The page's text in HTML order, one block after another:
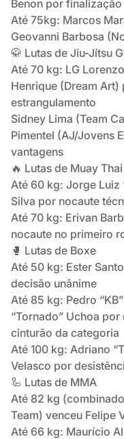
Benon por
Até 75kg: Marcos
Geovanni Barbosa
🥋 Lutas de Jiu-Jítsu
Até 70 kg: LG
Henrique (Dream
estrangulamento
Sidney Lima (Team
Pimentel (AJ/Jovens
vantagens
🔥 Lutas de Muay Thai
Até 60 kg: Jorge Luiz
Silva por nocaute
Até 70 kg: Erivan
nocaute no primeiro
🥊 Lutas de Boxe
Até 50 kg: Ester
decisão unânime
Até 85 kg: Pedro
“Tornado” Uchoa
cinturão da categoria
Até 100 kg: Adriano
Velasco por
🦾 Lutas de MMA
Até 82 kg
Team) venceu Felipe
Até 66 kg: Maurício